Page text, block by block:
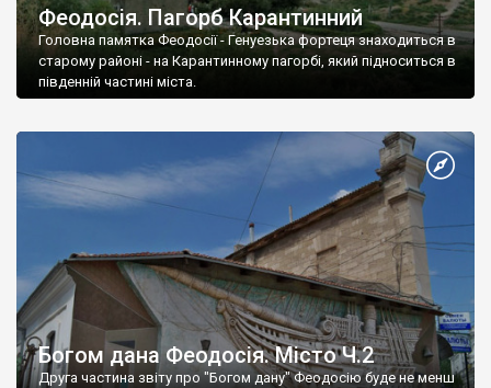
Феодосія. Пагорб Карантинний
Головна памятка Феодосії - Генуезька фортеця знаходиться в
старому районі - на Карантинному пагорбі, який підноситься в
південній частині міста.
Богом дана Феодосія. Місто Ч.2
Друга частина звіту про "Богом дану" Феодосію буде не менш